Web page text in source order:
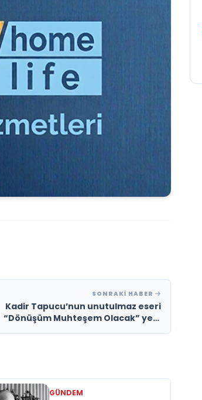
SONRAKI HABER
Kadir Tapucu’nun unutulmaz eseri
“Dönüşüm Muhteşem Olacak” yeni
GÜNDEM